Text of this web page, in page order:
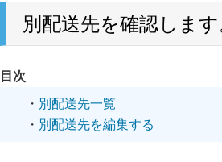
別配送先を確認します
目次
別配送先一覧
別配送先を編集する